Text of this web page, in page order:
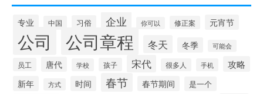
专业 中国 习俗 企业 你可以 修正案 元宵节
公司 公司章程 冬天 冬季 可能会
员工 唐代 学校 孩子 宋代 很多人 手机 攻略
新年 方式 时间 春节 春节期间 是一个